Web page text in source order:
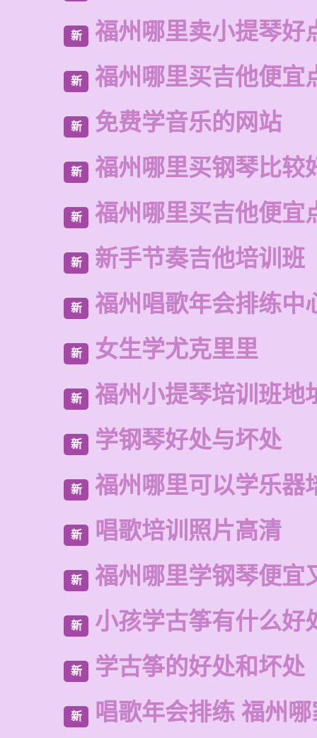
新 福州哪里卖小提琴好
新 福州哪里买吉他便宜
新 免费学音乐的网站
新 福州哪里买钢琴比较
新 福州哪里买吉他便宜
新 新手节奏吉他培训班
新 福州唱歌年会排练中
新 女生学尤克里里
新 福州小提琴培训班地
新 学钢琴好处与坏处
新 福州哪里可以学乐器
新 唱歌培训照片高清
新 福州哪里学钢琴便宜
新 小孩学古筝有什么好
新 学古筝的好处和坏处
新 唱歌年会排练 福州